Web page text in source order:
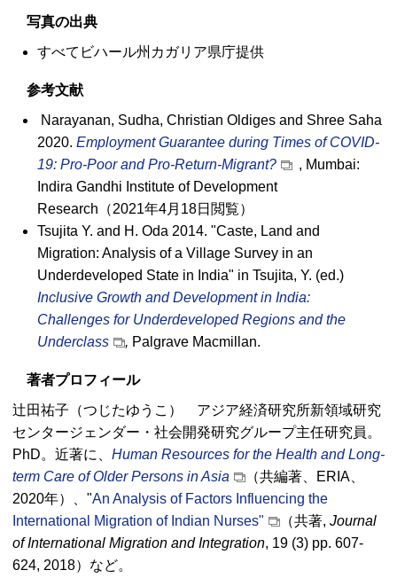
写真の出典
すべてビハール州カガリア県庁提供
参考文献
Narayanan, Sudha, Christian Oldiges and Shree Saha
2020. Employment Guarantee during Times of COVID-
19: Pro-Poor and Pro-Return-Migrant?
, Mumbai:
Indira Gandhi Institute of Development
Research（2021年4月18日閲覧）
Tsujita Y. and H. Oda 2014. "Caste, Land and
Migration: Analysis of a Village Survey in an
Underdeveloped State in India" in Tsujita, Y. (ed.)
Inclusive Growth and Development in India:
Challenges for Underdeveloped Regions and the
Underclass
, Palgrave Macmillan.
著者プロフィール
辻田祐子（つじたゆうこ） アジア経済研究所新領域研究
センタージェンダー・社会開発研究グループ主任研究員。
PhD。近著に、 Human Resources for the Health and Long-
term Care of Older Persons in Asia
（共編著、ERIA、
2020年）、"An Analysis of Factors Influencing the
International Migration of Indian Nurses"
（共著, Journal
of International Migration and Integration, 19 (3) pp. 607-
624, 2018）など。